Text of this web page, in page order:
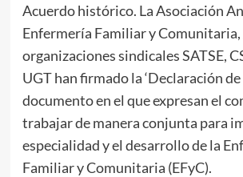
Acuerdo histórico. La Asociación
Enfermería Familiar y Comunitaria,
organizaciones sindicales SATSE,
UGT han firmado la ‘Declaración de
documento en el que expresan el
trabajar de manera conjunta para
especialidad y el desarrollo de la
Familiar y Comunitaria (EFyC).